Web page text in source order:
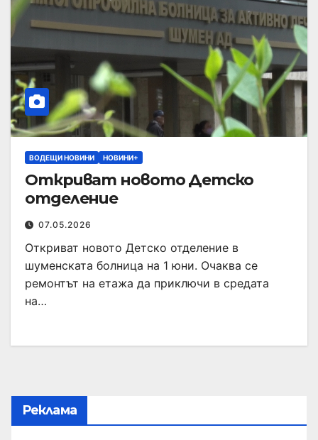
ВОДЕЩИ НОВИНИ НОВИНИ+
Откриват новото Детско
отделение
07.05.2026
Откриват новото Детско отделение в
шуменската болница на 1 юни. Очаква се
ремонтът на етажа да приключи в средата
на…
Реклама